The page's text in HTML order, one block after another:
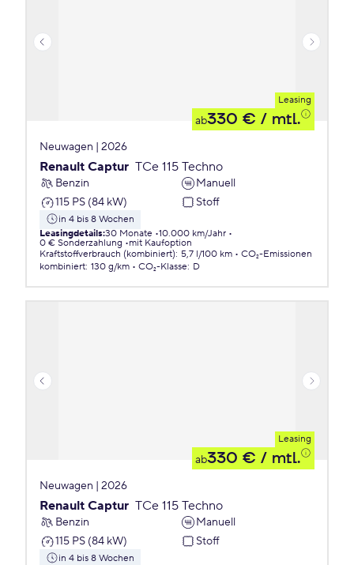
Leasing
ab330 € / mtl.
Neuwagen | 2026
Renault Captur TCe 115 Techno
Benzin
Manuell
115 PS (84 kW)
Stoff
in 4 bis 8 Wochen
Leasingdetails:30 Monate 10.000 km/Jahr
0 € Sonderzahlung
mit Kaufoption
Kraftstoffverbrauch (kombiniert): 5,7 l/100 km
CO₂-Emissionen
kombiniert: 130 g/km CO₂-Klasse: D
Leasing
ab330 € / mtl.
Neuwagen | 2026
Renault Captur TCe 115 Techno
Benzin
Manuell
115 PS (84 kW)
Stoff
in 4 bis 8 Wochen